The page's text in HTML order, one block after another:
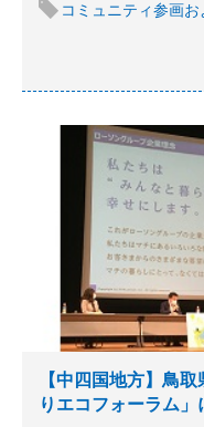
コミュニティ参画お
【中四国地方】鳥
りエコフォーラム」